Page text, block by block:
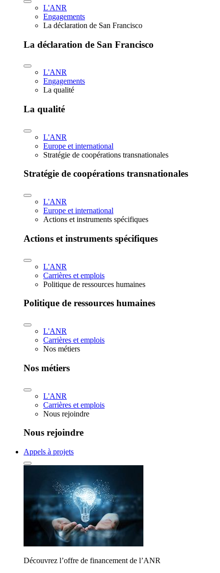
L'ANR
Engagements
La déclaration de San Francisco
La déclaration de San Francisco
L'ANR
Engagements
La qualité
La qualité
L'ANR
Europe et international
Stratégie de coopérations transnationales
Stratégie de coopérations transnationales
L'ANR
Europe et international
Actions et instruments spécifiques
Actions et instruments spécifiques
L'ANR
Carrières et emplois
Politique de ressources humaines
Politique de ressources humaines
L'ANR
Carrières et emplois
Nos métiers
Nos métiers
L'ANR
Carrières et emplois
Nous rejoindre
Nous rejoindre
Appels à projets
Découvrez l’offre de financement de l’ANR